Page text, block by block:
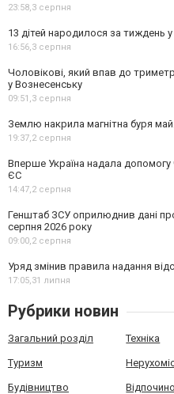
23:58,3 серпня
13 дітей народилося за тиждень
16:56,3 серпня
Чоловікові, який впав до
у Вознесенську
09:51,3 серпня
Землю накрила магнітна буря
19:37,2 серпня
Вперше Україна надала допомогу
ЄС
14:47,2 серпня
Генштаб ЗСУ оприлюднив дані
серпня 2026 року
09:00,2 серпня
Уряд змінив правила надання
17:05,31 липня
Рубрики новин
Загальний розділ Техніка
Туризм
Будівництво